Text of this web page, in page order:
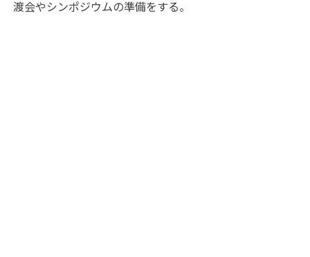
渡会やシンポジウムの準備をする。